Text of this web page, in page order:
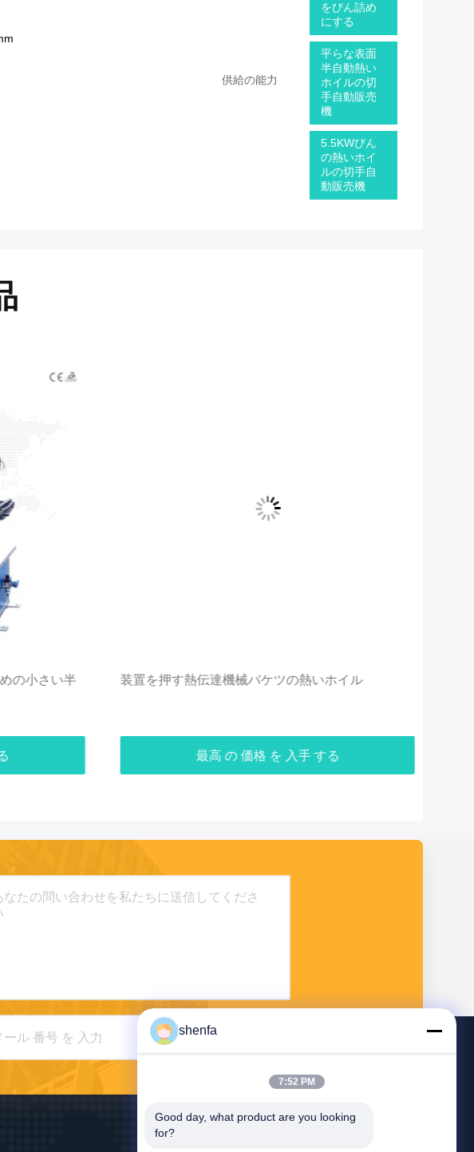
供給の能力
をびん詰め
にする
平らな表面
半自動熱い
ホイルの切
手自動販売
機
5.5KWびん
の熱いホイ
ルの切手自
動販売機
の小さい半
装置を押す熱伝達機械バケツの熱いホイル
最高 の 価格 を 入手 する
送信する
shenfa
7:52 PM
Good day, what product are you looking
for?